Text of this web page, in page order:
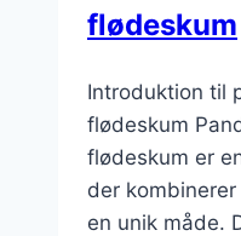
flødeskum
Introduktion til
flødeskum
flødeskum er
der
en unik måde.